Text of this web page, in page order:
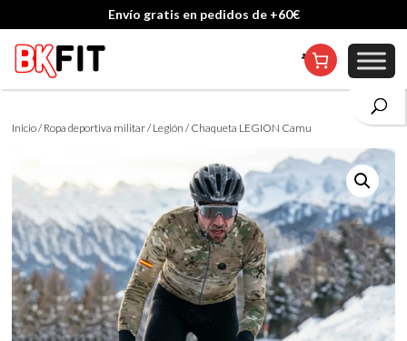
Cambio de talla incluido, excepto en personalizados
Inicio/ Ropa deportiva militar/ Legión / Chaqueta LEGION Camu